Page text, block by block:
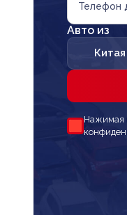
Телефон
Авто из
Китая
Нажимая